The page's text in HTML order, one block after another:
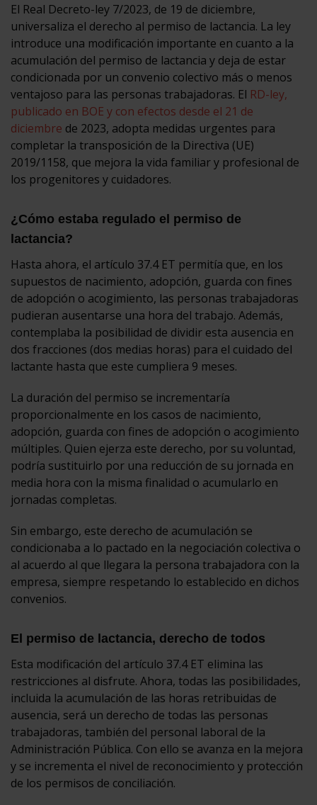
El Real Decreto-ley 7/2023, de 19 de diciembre,
universaliza el derecho al permiso de lactancia. La ley
introduce una modificación importante en cuanto a la
acumulación del permiso de lactancia y deja de estar
condicionada por un convenio colectivo más o menos
ventajoso para las personas trabajadoras. El RD-ley,
publicado en BOE y con efectos desde el 21 de
diciembre de 2023, adopta medidas urgentes para
completar la transposición de la Directiva (UE)
2019/1158, que mejora la vida familiar y profesional de
los progenitores y cuidadores.
¿Cómo estaba regulado el permiso de
lactancia?
Hasta ahora, el artículo 37.4 ET permitía que, en los
supuestos de nacimiento, adopción, guarda con fines
de adopción o acogimiento, las personas trabajadoras
pudieran ausentarse una hora del trabajo. Además,
contemplaba la posibilidad de dividir esta ausencia en
dos fracciones (dos medias horas) para el cuidado del
lactante hasta que este cumpliera 9 meses.
La duración del permiso se incrementaría
proporcionalmente en los casos de nacimiento,
adopción, guarda con fines de adopción o acogimiento
múltiples. Quien ejerza este derecho, por su voluntad,
podría sustituirlo por una reducción de su jornada en
media hora con la misma finalidad o acumularlo en
jornadas completas.
Sin embargo, este derecho de acumulación se
condicionaba a lo pactado en la negociación colectiva o
al acuerdo al que llegara la persona trabajadora con la
empresa, siempre respetando lo establecido en dichos
convenios.
El permiso de lactancia, derecho de todos
Esta modificación del artículo 37.4 ET elimina las
restricciones al disfrute. Ahora, todas las posibilidades,
incluida la acumulación de las horas retribuidas de
ausencia, será un derecho de todas las personas
trabajadoras, también del personal laboral de la
Administración Pública. Con ello se avanza en la mejora
y se incrementa el nivel de reconocimiento y protección
de los permisos de conciliación.